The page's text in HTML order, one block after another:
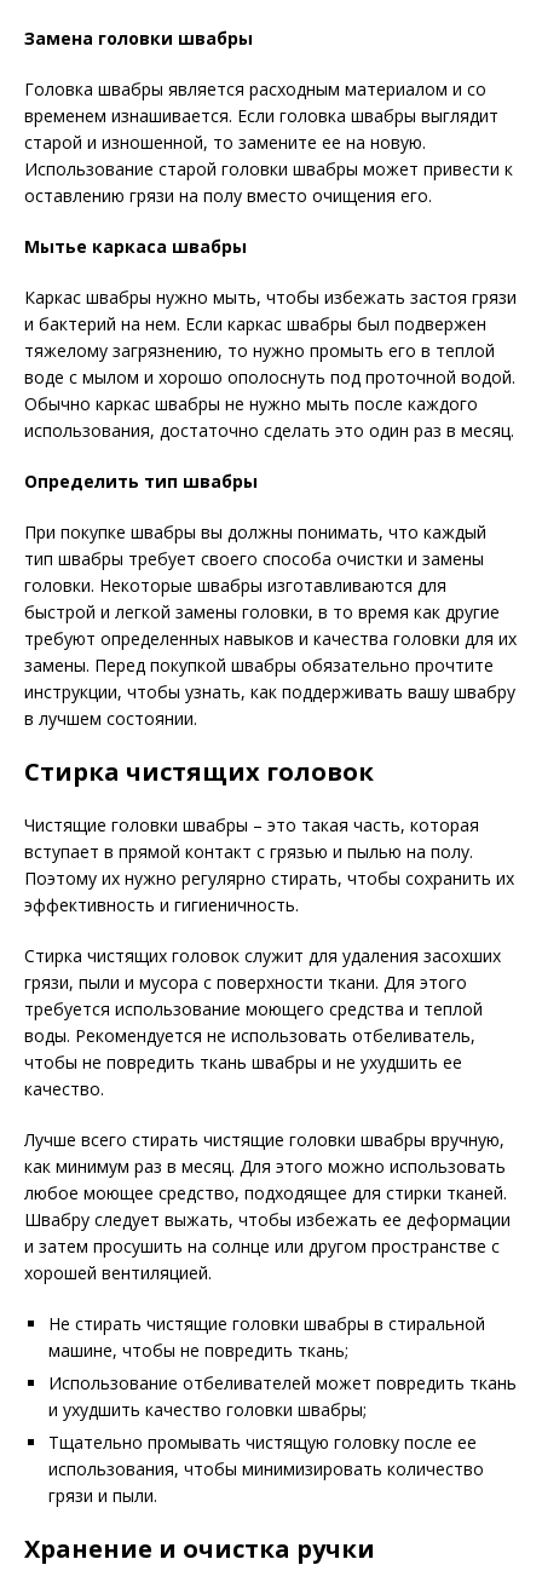
Замена головки швабры
Головка швабры является расходным материалом и со
временем изнашивается. Если головка швабры выглядит
старой и изношенной, то замените ее на новую.
Использование старой головки швабры может привести к
оставлению грязи на полу вместо очищения его.
Мытье каркаса швабры
Каркас швабры нужно мыть, чтобы избежать застоя грязи
и бактерий на нем. Если каркас швабры был подвержен
тяжелому загрязнению, то нужно промыть его в теплой
воде с мылом и хорошо ополоснуть под проточной водой.
Обычно каркас швабры не нужно мыть после каждого
использования, достаточно сделать это один раз в месяц.
Определить тип швабры
При покупке швабры вы должны понимать, что каждый
тип швабры требует своего способа очистки и замены
головки. Некоторые швабры изготавливаются для
быстрой и легкой замены головки, в то время как другие
требуют определенных навыков и качества головки для их
замены. Перед покупкой швабры обязательно прочтите
инструкции, чтобы узнать, как поддерживать вашу швабру
в лучшем состоянии.
Стирка чистящих головок
Чистящие головки швабры – это такая часть, которая
вступает в прямой контакт с грязью и пылью на полу.
Поэтому их нужно регулярно стирать, чтобы сохранить их
эффективность и гигиеничность.
Стирка чистящих головок служит для удаления засохших
грязи, пыли и мусора с поверхности ткани. Для этого
требуется использование моющего средства и теплой
воды. Рекомендуется не использовать отбеливатель,
чтобы не повредить ткань швабры и не ухудшить ее
качество.
Лучше всего стирать чистящие головки швабры вручную,
как минимум раз в месяц. Для этого можно использовать
любое моющее средство, подходящее для стирки тканей.
Швабру следует выжать, чтобы избежать ее деформации
и затем просушить на солнце или другом пространстве с
хорошей вентиляцией.
Не стирать чистящие головки швабры в стиральной
машине, чтобы не повредить ткань;
Использование отбеливателей может повредить ткань
и ухудшить качество головки швабры;
Тщательно промывать чистящую головку после ее
использования, чтобы минимизировать количество
грязи и пыли.
Хранение и очистка ручки